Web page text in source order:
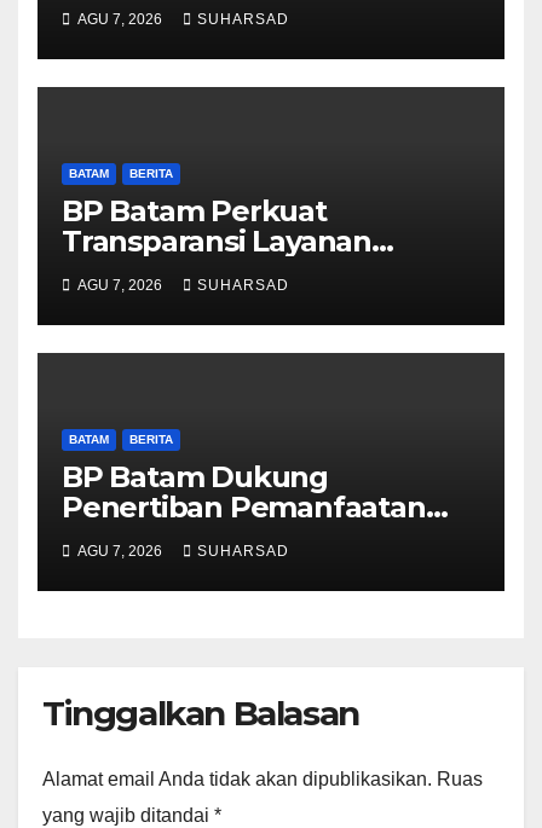
Pelayanan dan Ketersediaan
Obat Aman
AGU 7, 2026 SUHARSAD
BATAM BERITA
BP Batam Perkuat
Transparansi Layanan
Pertanahan, Alokasi Tanah
Reguler Segera Hadir Melalui
LMS
AGU 7, 2026 SUHARSAD
BATAM BERITA
BP Batam Dukung
Penertiban Pemanfaatan
Ruang Laut Sesuai
Ketentuan Peraturan
Perundang-undangan
AGU 7, 2026 SUHARSAD
Tinggalkan Balasan
Alamat email Anda tidak akan dipublikasikan. Ruas
yang wajib ditandai *